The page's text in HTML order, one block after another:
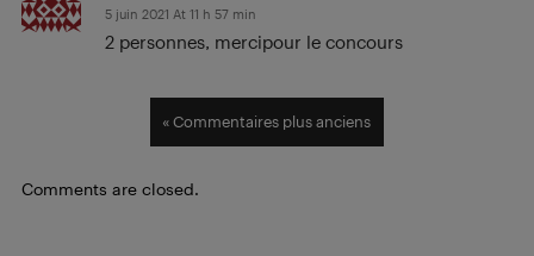
5 juin 2021 At 11 h 57 min
2 personnes, mercipour le concours
« Commentaires plus anciens
Comments are closed.